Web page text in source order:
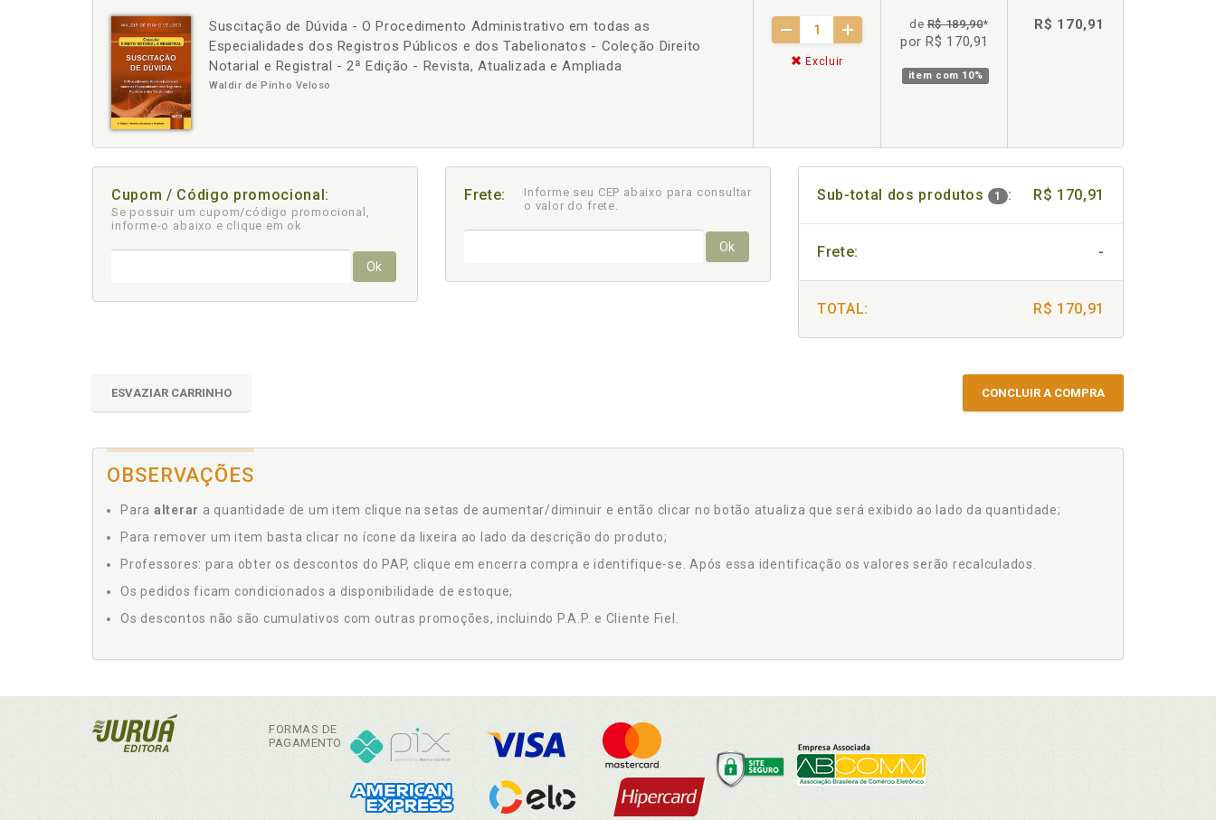
Suscitação de Dúvida - O Procedimento Administrativo em todas as
Especialidades dos Registros Públicos e dos Tabelionatos - Coleção Direito
Notarial e Registral - 2ª Edição - Revista, Atualizada e Ampliada
Waldir de Pinho Veloso
- +
Excluir
deR$ 189,90*
por R$ 170,91
item com 10%
R$ 170,91
Cupom / Código promocional:
Se possuir um cupom/código promocional,
informe-o abaixo e clique em ok
Ok
Frete:
Informe seu CEP abaixo para consultar
o valor do frete.
Ok
Sub-total dos produtos 1 : R$ 170,91
Frete: -
TOTAL: R$ 170,91
ESVAZIAR CARRINHO CONCLUIR A COMPRA
OBSERVAÇÕES
Para alterar a quantidade de um item clique na setas de aumentar/diminuir e então clicar no botão atualiza que será exibido ao lado da quantidade;
Para remover um item basta clicar no ícone da lixeira ao lado da descrição do produto;
Professores: para obter os descontos do PAP, clique em encerra compra e identifique-se. Após essa identificação os valores serão recalculados.
Os pedidos ficam condicionados a disponibilidade de estoque;
Os descontos não são cumulativos com outras promoções, incluindo P.A.P. e Cliente Fiel.
FORMAS DE
PAGAMENTO